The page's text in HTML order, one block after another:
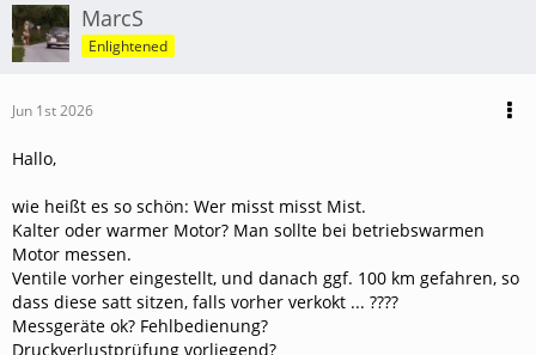
MarcS
Enlightened
Jun 1st 2026
Hallo,
wie heißt es so schön: Wer misst misst Mist.
Kalter oder warmer Motor? Man sollte bei betriebswarmen
Motor messen.
Ventile vorher eingestellt, und danach ggf. 100 km gefahren, so
dass diese satt sitzen, falls vorher verkokt ... ????
Messgeräte ok? Fehlbedienung?
Druckverlustprüfung vorliegend?